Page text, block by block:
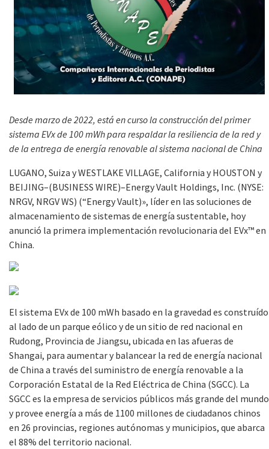
Desde marzo de 2022, está en curso la construcción del primer
sistema EVx de 100 mWh para respaldar la resiliencia de la red y
de la entrega de energía renovable al sistema nacional de China
LUGANO, Suiza y WESTLAKE VILLAGE, California y HOUSTON y
BEIJING–(BUSINESS WIRE)–Energy Vault Holdings, Inc. (NYSE:
NRGV, NRGV WS) (“Energy Vault)», líder en las soluciones de
almacenamiento de sistemas de energía sustentable, hoy
anunció la primera implementación revolucionaria del EVx™ en
China.
El sistema EVx de 100 mWh basado en la gravedad es construído
al lado de un parque eólico y de un sitio de red nacional en
Rudong, Provincia de Jiangsu, ubicada en las afueras de
Shangai, para aumentar y balancear la red de energía nacional
de China a través del suministro de energía renovable a la
Corporación Estatal de la Red Eléctrica de China (SGCC). La
SGCC es la empresa de servicios públicos más grande del mundo
y provee energía a más de 1100 millones de ciudadanos chinos
en 26 provincias, regiones autónomas y municipios, que abarca
el 88% del territorio nacional.